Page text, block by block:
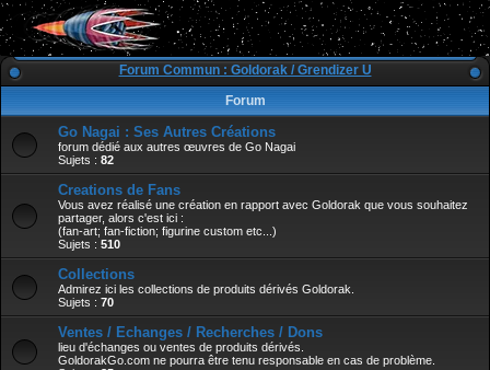
Forum Commun : Goldorak / Grendizer U
Forum
Go Nagai : Ses Autres Créations
forum dédié aux autres œuvres de Go Nagai
Sujets : 82
Creations de Fans
Vous avez réalisé une création en rapport avec Goldorak que vous souhaitez
partager, alors c'est ici :
(fan-art; fan-fiction; figurine custom etc...)
Sujets : 510
Collections
Admirez ici les collections de produits dérivés Goldorak.
Sujets : 70
Ventes / Echanges / Recherches / Dons
lieu d'échanges ou ventes de produits dérivés.
GoldorakGo.com ne pourra être tenu responsable en cas de problème.